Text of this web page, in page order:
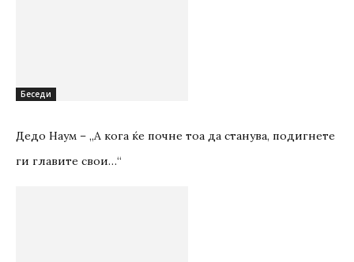
Беседи
Дедо Наум – „А кога ќе почне тоа да станува, подигнете
ги главите свои…“